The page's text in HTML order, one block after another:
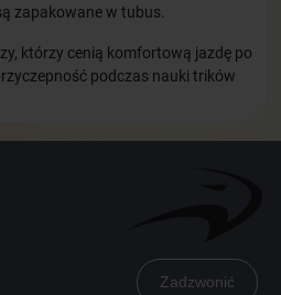
zapakowane w tubus.
którzy cenią komfortową jazdę po
podczas nauki trików
Zadzwonić